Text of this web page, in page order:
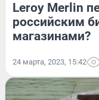
Leroy Merlin
российским
магазинами?
24 марта, 2023, 15:42